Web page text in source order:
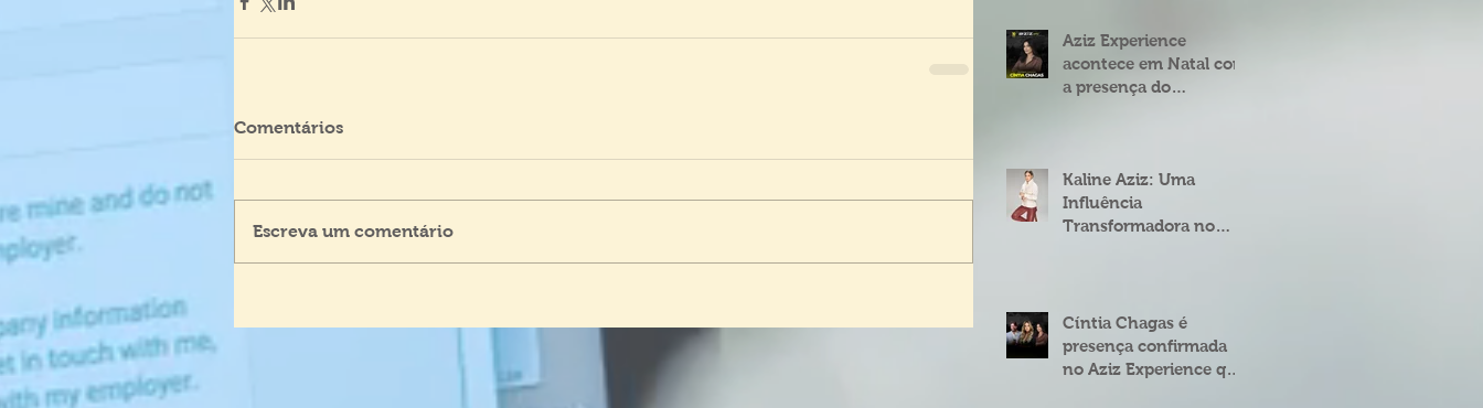
Comentários
Escreva um comentário
Aziz Experience
acontece em Natal com
a presença do
Kaline Aziz: Uma
Influência
Transformadora no
Cíntia Chagas é
presença confirmada
no Aziz Experience que